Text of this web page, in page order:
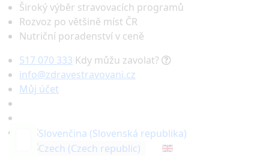
Široký výběr stravovacích programů
Rozvoz po většině míst ČR
Nutriční poradenství v ceně
517 070 333 Kdy můžu zavolat?
info@zdravestravovani.cz
Můj účet
Hledat